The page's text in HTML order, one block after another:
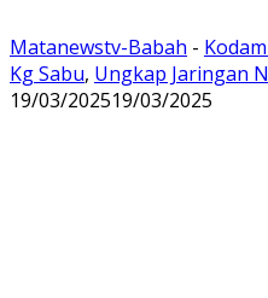
Matanewstv-Babah -
Kg Sabu, Ungkap Jaringan
19/03/202519/03/2025